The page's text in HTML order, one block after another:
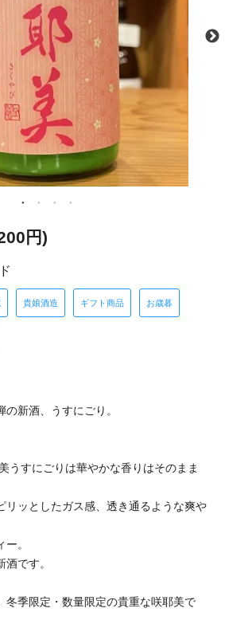
円)
貴娘酒造 ギフト商品 お歳暮
新酒、うすにごり。
うすにごりは華やかな香りはそのまま
リッとしたガス感、透き通るような爽や
。
です。
冬季限定・数量限定の貴重な咲耶美で